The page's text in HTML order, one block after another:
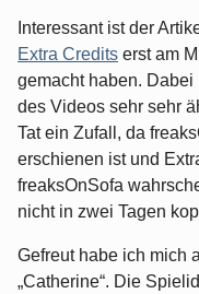
Interessant ist der
Extra Credits erst am
gemacht haben. Dabei
des Videos sehr sehr
Tat ein Zufall, da
erschienen ist und
freaksOnSofa
nicht in zwei Tagen
Gefreut habe ich mich
„Catherine“. Die